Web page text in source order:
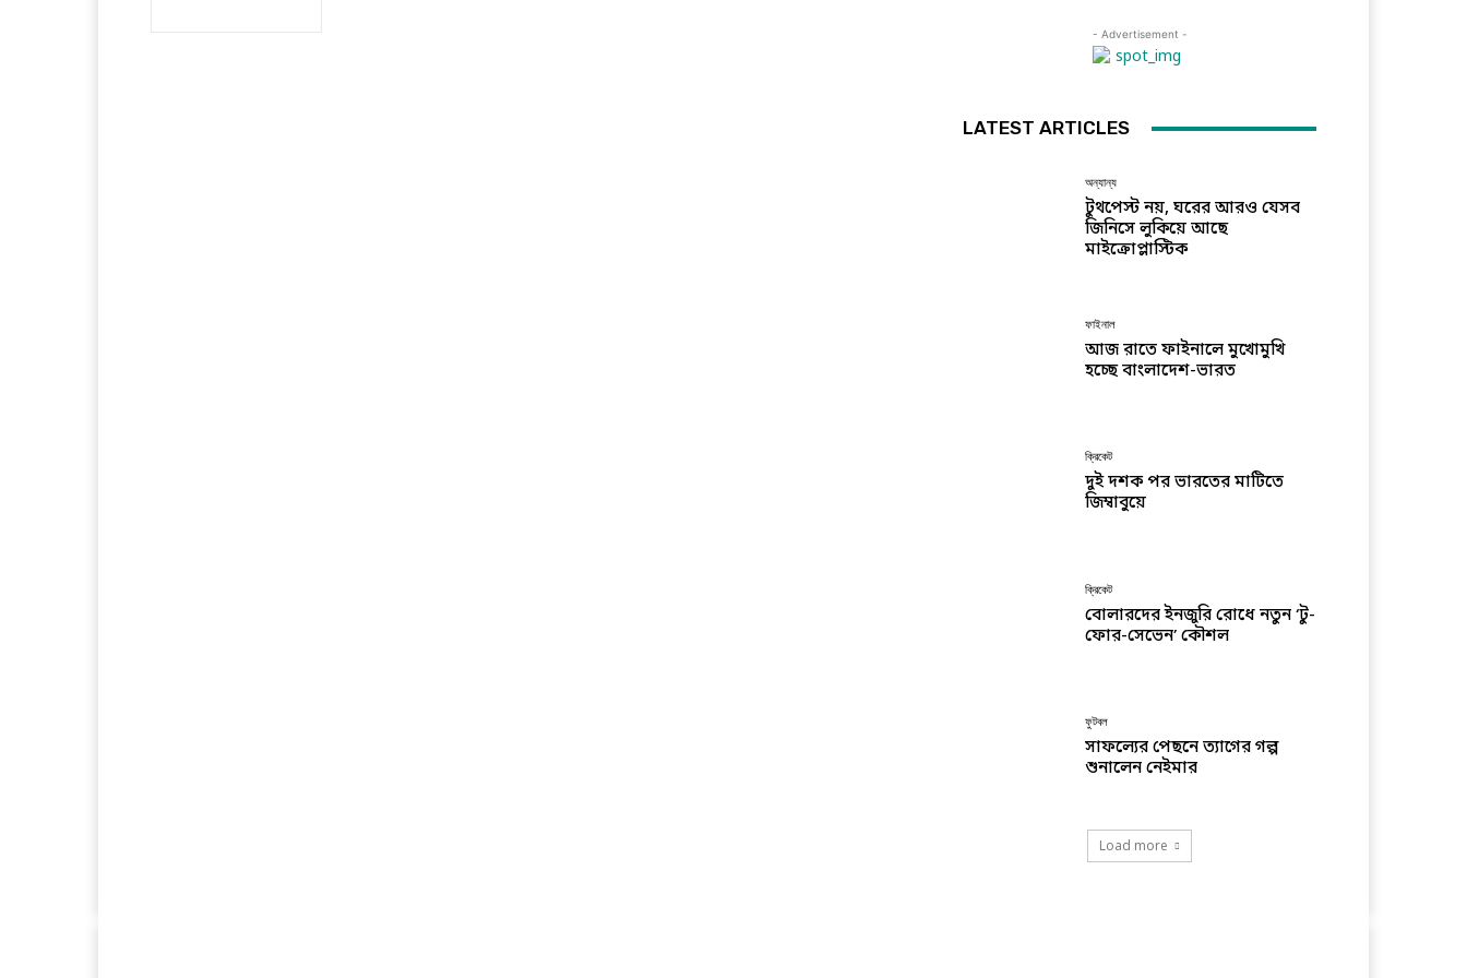
- Advertisement -
LATEST ARTICLES
অন্যান্য
টুথপেস্ট নয়, ঘরের আরও যেসব
জিনিসে লুকিয়ে আছে
মাইক্রোপ্লাস্টিক
ফাইনাল
আজ রাতে ফাইনালে মুখোমুখি
হচ্ছে বাংলাদেশ-ভারত
ক্রিকেট
দুই দশক পর ভারতের মাটিতে
জিম্বাবুয়ে
ক্রিকেট
বোলারদের ইনজুরি রোধে নতুন ‘টু-
ফোর-সেভেন’ কৌশল
ফুটবল
সাফল্যের পেছনে ত্যাগের গল্প
শুনালেন নেইমার
Load more